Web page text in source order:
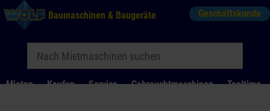
Baumaschinen & Baugeräte Geschäftskunde
Mieten Kaufen Service Gebrauchtmaschinen Tooltime